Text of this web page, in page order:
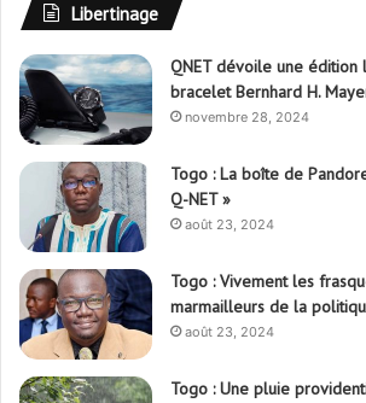
Libertinage
QNET dévoile une
bracelet Bernhard H.
novembre 28, 2024
Togo : La boîte de
Q-NET »
août 23, 2024
Togo : Vivement les
marmailleurs de la
août 23, 2024
Togo : Une pluie